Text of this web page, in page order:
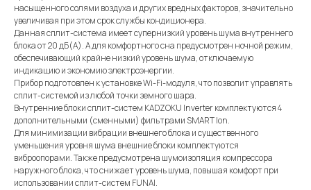
насыщенного солями воздуха и других вредных факторов, значительно
увеличивая при этом срок службы кондиционера.
Данная сплит-система имеет супернизкий уровень шума внутреннего
блока от 20 дБ(А). А для комфортного сна предусмотрен ночной режим,
обеспечивающий крайне низкий уровень шума, отключаемую
индикацию и экономию электроэнергии.
Прибор подготовлен к установке Wi-Fi-модуля, что позволит управлять
сплит-системой из любой точки земного шара.
Внутренние блоки сплит-систем KADZOKU Inverter комплектуются 4
дополнительными (сменными) фильтрами SMART Ion.
Для минимизации вибрации внешнего блока и существенного
уменьшения уровня шума внешние блоки комплектуются
виброопорами. Также предусмотрена шумоизоляция компрессора
наружного блока, что снижает уровень шума, повышая комфорт при
использовании сплит-систем FUNAI.